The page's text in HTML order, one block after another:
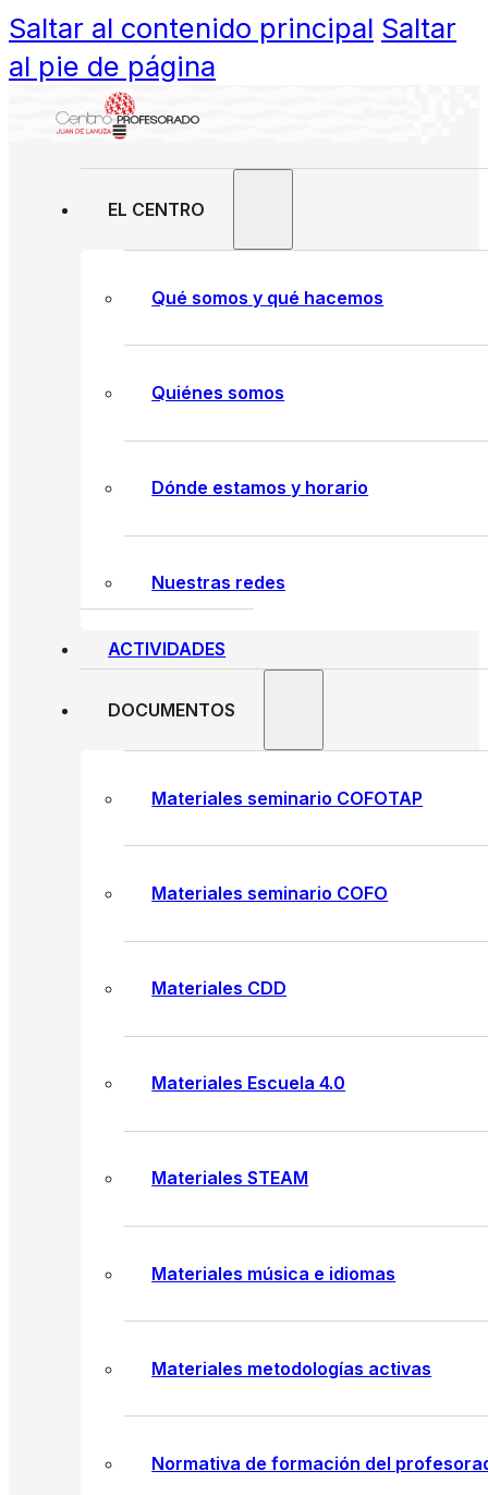
Saltar al contenido principal Saltar
al pie de página
EL CENTRO
Qué somos y qué hacemos
Quiénes somos
Dónde estamos y horario
Nuestras redes
ACTIVIDADES
DOCUMENTOS
Materiales seminario COFOTAP
Materiales seminario COFO
Materiales CDD
Materiales Escuela 4.0
Materiales STEAM
Materiales música e idiomas
Materiales metodologías activas
Normativa de formación del